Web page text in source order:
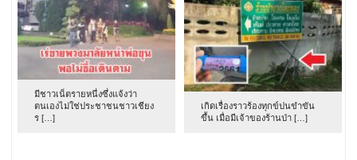
มีชาวเน็ตรายหนึ่งซึ่งแจ้งว่า
ตนเองไม่ใช่ประชาชนชาวเชียง
ร […]
เกิดเรื่องราวร้องทุกข์ปนขำขัน
ขึ้น เมื่อมีเจ้าของร้านป่า […]